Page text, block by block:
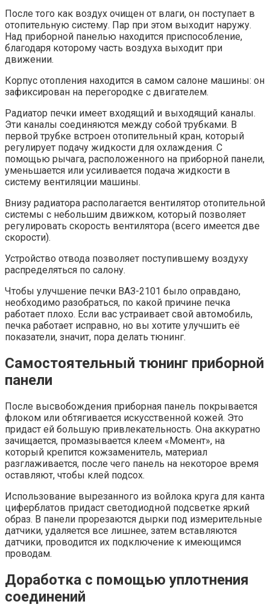
После того как воздух очищен от влаги, он поступает в
отопительную систему. Пар при этом выходит наружу.
Над приборной панелью находится приспособление,
благодаря которому часть воздуха выходит при
движении.
Корпус отопления находится в самом салоне машины: он
зафиксирован на перегородке с двигателем.
Радиатор печки имеет входящий и выходящий каналы.
Эти каналы соединяются между собой трубками. В
первой трубке встроен отопительный кран, который
регулирует подачу жидкости для охлаждения. С
помощью рычага, расположенного на приборной панели,
уменьшается или усиливается подача жидкости в
систему вентиляции машины.
Внизу радиатора располагается вентилятор отопительной
системы с небольшим движком, который позволяет
регулировать скорость вентилятора (всего имеется две
скорости).
Устройство отвода позволяет поступившему воздуху
распределяться по салону.
Чтобы улучшение печки ВАЗ-2101 было оправдано,
необходимо разобраться, по какой причине печка
работает плохо. Если вас устраивает свой автомобиль,
печка работает исправно, но вы хотите улучшить её
показатели, значит, пора делать тюнинг.
Самостоятельный тюнинг приборной
панели
После высвобождения приборная панель покрывается
флоком или обтягивается искусственной кожей. Это
придаст ей большую привлекательность. Она аккуратно
зачищается, промазывается клеем «Момент», на
который крепится кожзаменитель, материал
разглаживается, после чего панель на некоторое время
оставляют, чтобы клей подсох.
Использование вырезанного из войлока круга для канта
циферблатов придаст светодиодной подсветке яркий
образ. В панели прорезаются дырки под измерительные
датчики, удаляется все лишнее, затем вставляются
датчики, проводится их подключение к имеющимся
проводам.
Доработка с помощью уплотнения
соединений